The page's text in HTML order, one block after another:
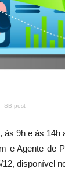
SB post
9h e às
e Agente de
disponível